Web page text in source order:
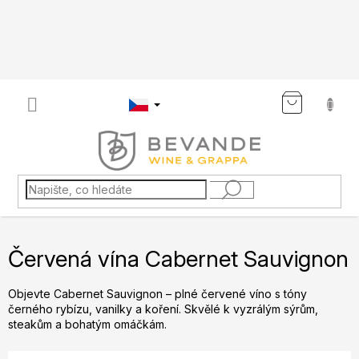
Červená vína Cabernet Sauvignon
Objevte Cabernet Sauvignon – plné červené víno s tóny
černého rybízu, vanilky a koření. Skvělé k vyzrálým sýrům,
steakům a bohatým omáčkám.